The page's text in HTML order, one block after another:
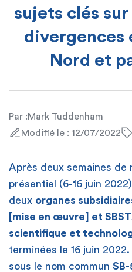
sujets clés
divergences
Nord et
Par :Mark Tuddenham
Modifié le : 12/07/2022
Après deux semaines de
présentiel (6-16 juin
deux organes
[mise en œuvre] et
scientifique et
terminées le 16 juin
sous le nom commun